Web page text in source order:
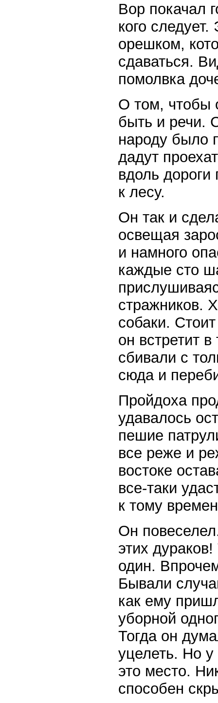
Вор покачал
кого
орешком,
сдаваться.
помолвка
О том, чтобы
быть и речи.
народу было
дадут
вдоль
к лесу.
Он так и
освещая
и намного
каждые сто
стражников.
собаки.
он встретит
сбивали с
сюда и
Пройдоха
удавалось
пешие
все реже и
востоке
все-таки
к тому
Он
этих
один.
Бывали
как ему
уборной
Тогда он
уцелеть. Но у
это место.
способен